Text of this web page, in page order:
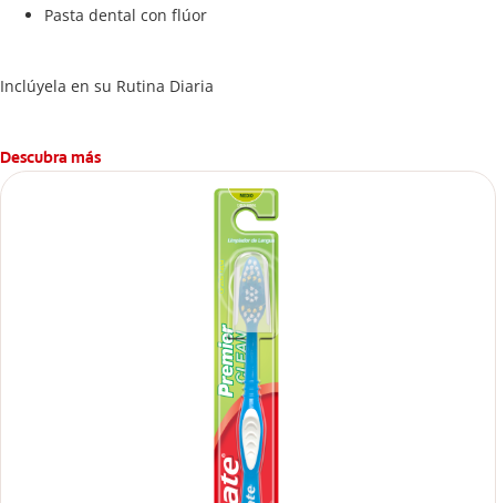
Pasta dental con flúor
Inclúyela en su Rutina Diaria
Descubra más